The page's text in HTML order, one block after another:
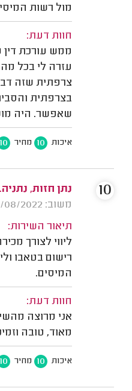
מול רשות
חוות דעת:
ממש עורכת
עזרה לי בכל
צרפתית שזה
בצרפתית
שאפשר. היה
איכות 10 מחיר 10
נתן חזות, נתניה.
משוב: 06/08/2022
תיאור השירות:
ליווי לצורך
רישום בטאבו
המיסים.
חוות דעת:
אני מרוצה
מאוד, טובה
איכות 10 מחיר 10
10